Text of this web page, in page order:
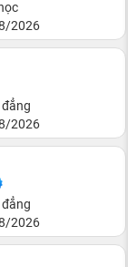
2026
2026
2026